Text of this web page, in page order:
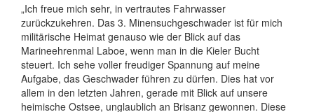
„Ich freue mich sehr, in vertrautes Fahrwasser
zurückzukehren. Das 3. Minensuchgeschwader ist für mich
militärische Heimat genauso wie der Blick auf das
Marineehrenmal Laboe, wenn man in die Kieler Bucht
steuert. Ich sehe voller freudiger Spannung auf meine
Aufgabe, das Geschwader führen zu dürfen. Dies hat vor
allem in den letzten Jahren, gerade mit Blick auf unsere
heimische Ostsee, unglaublich an Brisanz gewonnen. Diese